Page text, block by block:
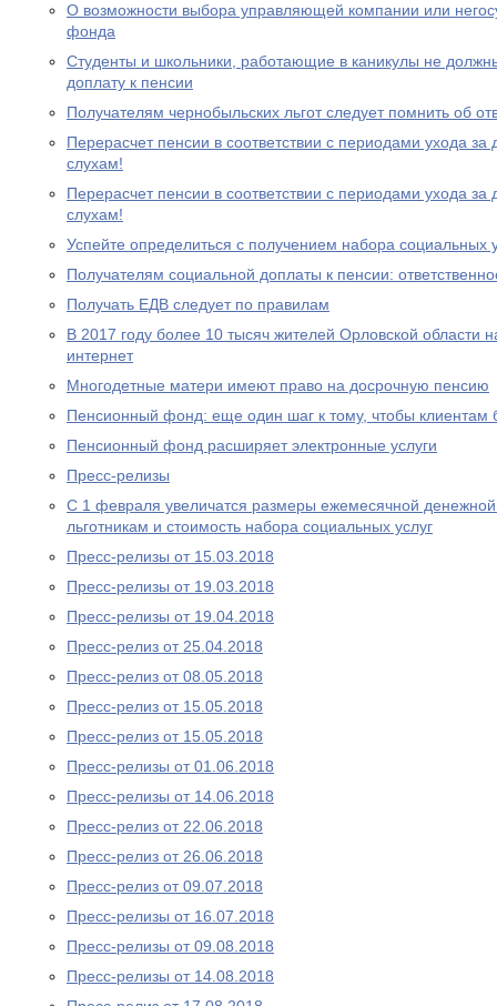
О возможности выбора управляющей компании или
фонда
Студенты и школьники, работающие в каникулы не
доплату к пенсии
Получателям чернобыльских льгот следует помнить об
Перерасчет пенсии в соответствии с периодами ухода за
слухам!
Перерасчет пенсии в соответствии с периодами ухода за
слухам!
Успейте определиться с получением набора социальных
Получателям социальной доплаты к пенсии:
Получать ЕДВ следует по правилам
В 2017 году более 10 тысяч жителей Орловской области
интернет
Многодетные матери имеют право на досрочную пенсию
Пенсионный фонд: еще один шаг к тому, чтобы клиентам
Пенсионный фонд расширяет электронные услуги
Пресс-релизы
С 1 февраля увеличатся размеры ежемесячной
льготникам и стоимость набора социальных услуг
Пресс-релизы от 15.03.2018
Пресс-релизы от 19.03.2018
Пресс-релизы от 19.04.2018
Пресс-релиз от 25.04.2018
Пресс-релиз от 08.05.2018
Пресс-релиз от 15.05.2018
Пресс-релиз от 15.05.2018
Пресс-релизы от 01.06.2018
Пресс-релизы от 14.06.2018
Пресс-релиз от 22.06.2018
Пресс-релиз от 26.06.2018
Пресс-релиз от 09.07.2018
Пресс-релизы от 16.07.2018
Пресс-релизы от 09.08.2018
Пресс-релизы от 14.08.2018